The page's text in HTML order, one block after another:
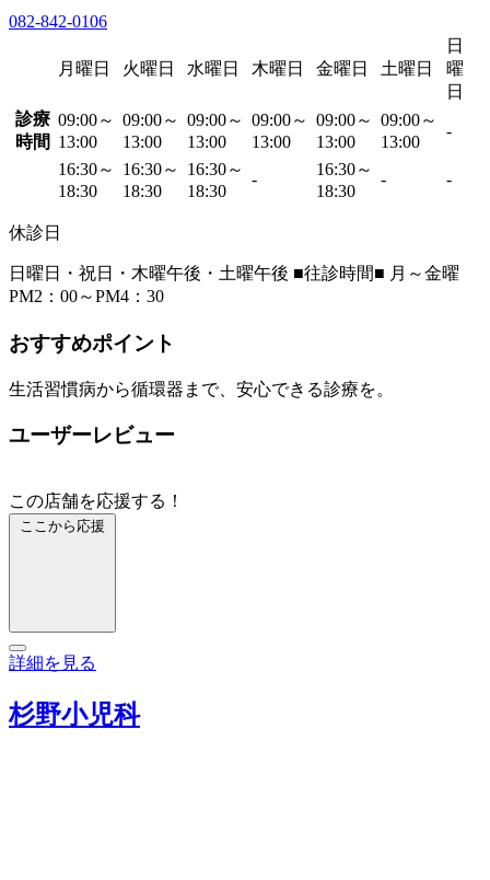
082-842-0106
月曜日 火曜日 水曜日 木曜日 金曜日 土曜日
日
曜
日
診療
時間
09:00～
13:00
09:00～
13:00
09:00～
13:00
09:00～
13:00
09:00～
13:00
09:00～
13:00
-
16:30～
18:30
16:30～
18:30
16:30～
18:30
-
16:30～
18:30
- -
休診日
日曜日・祝日・木曜午後・土曜午後 ■往診時間■ 月～金曜
PM2：00～PM4：30
おすすめポイント
生活習慣病から循環器まで、安心できる診療を。
ユーザーレビュー
この店舗を応援する！
ここから応援
詳細を見る
杉野小児科